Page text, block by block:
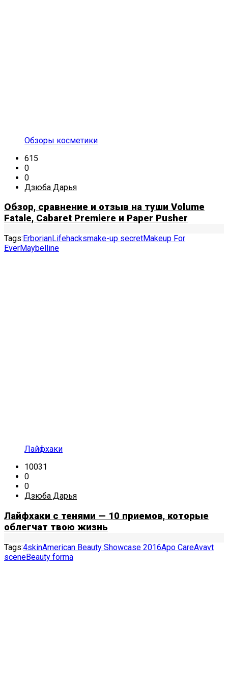
Обзоры косметики
615
0
0
Дзюба Дарья
Обзор, сравнение и отзыв на туши Volume
Fatale, Cabaret Premiere и Paper Pusher
Tags:ErborianLifehacksmake-up secretMakeup For
EverMaybelline
Лайфхаки
10031
0
0
Дзюба Дарья
Лайфхаки с тенями — 10 приемов, которые
облегчат твою жизнь
Tags:4skinAmerican Beauty Showcase 2016Apo CareAvavt
sceneBeauty forma